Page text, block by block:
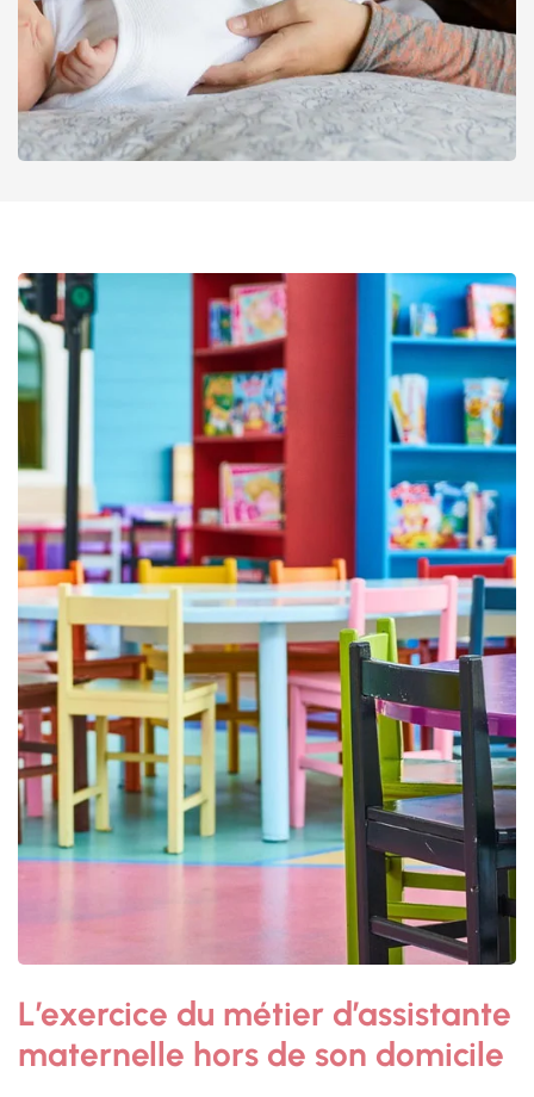
L’exercice du métier d’assistante
maternelle hors de son domicile